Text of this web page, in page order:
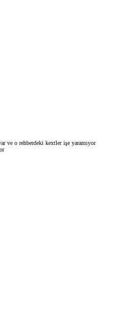
ve o rehberdeki kextler işe yaramıyor